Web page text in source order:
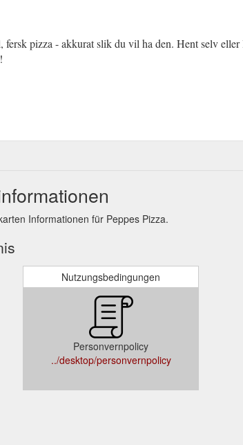
fersk pizza - akkurat slik du vil ha den. Hent selv eller
Informationen für Peppes Pizza.
Nutzungsbedingungen
Personvernpolicy
../desktop/personvernpolicy